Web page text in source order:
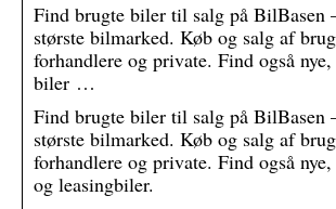
Find brugte biler til salg på BilBasen
største bilmarked. Køb og salg af
forhandlere og private. Find også
biler …
Find brugte biler til salg på BilBasen
største bilmarked. Køb og salg af
forhandlere og private. Find også
og leasingbiler.